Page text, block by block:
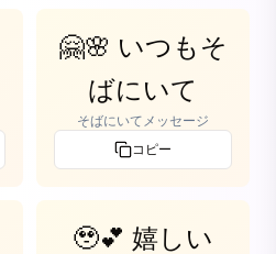
🤗🌸 いつもそ
ばにいて
そばにいてメッセージ
コピー
🥹💕 嬉しい